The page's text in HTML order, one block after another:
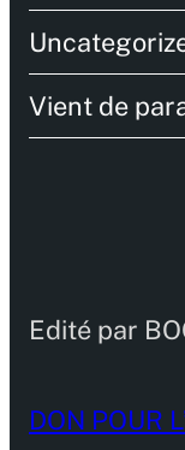
Vient de
Edité par
DON POUR